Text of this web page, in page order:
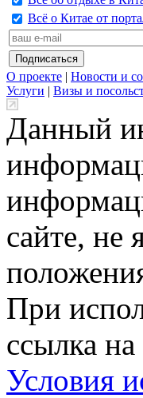
Всё о Китае от
О проекте | Новости и
Услуги | Визы и
Данный
сайте, не
При
ссылка
Условия